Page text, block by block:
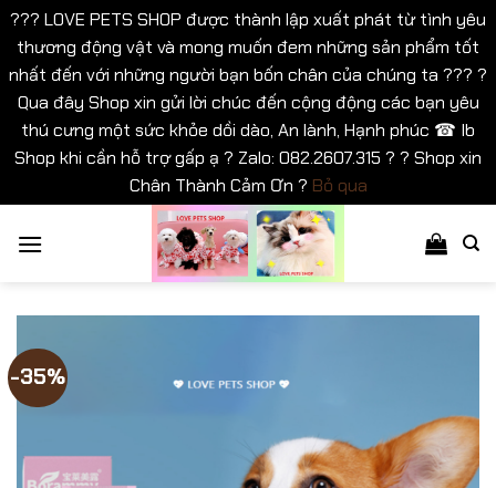
??? LOVE PETS SHOP được thành lập xuất phát từ tình yêu
thương động vật và mong muốn đem những sản phẩm tốt
nhất đến với những người bạn bốn chân của chúng ta ??? ?
Qua đây Shop xin gửi lời chúc đến cộng động các bạn yêu
thú cưng một sức khỏe dồi dào, An lành, Hạnh phúc ☎ Ib
Shop khi cần hỗ trợ gấp ạ ? Zalo: 082.2607.315 ? ? Shop xin
Chân Thành Cảm Ơn ? Bỏ qua
qua
-35%